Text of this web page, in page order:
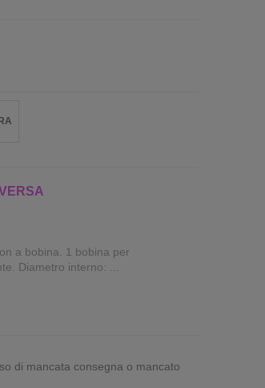
a bobina. 1 bobina per
Diametro interno: ...
di mancata consegna o mancato